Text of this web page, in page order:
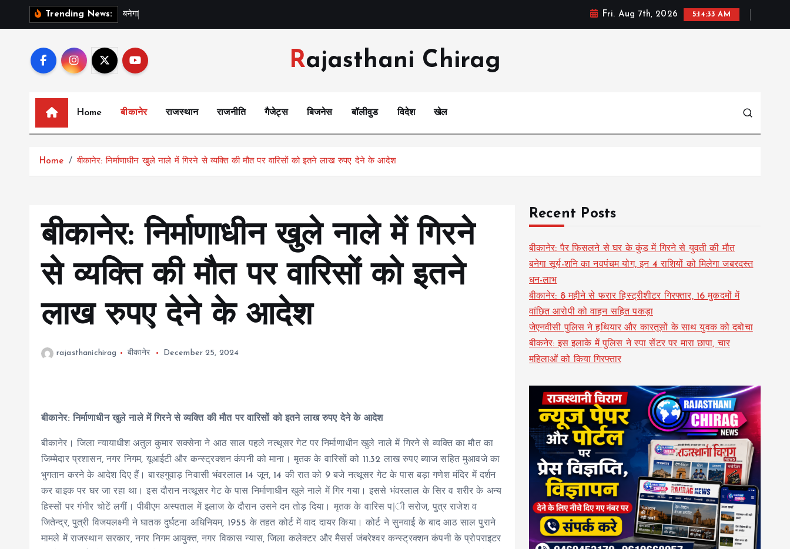
Trending News: बनग Fri. Aug 7th, 2026 5:14:34 AM
Rajasthani Chirag
Home बीकानेर राजस्थान राजनीति गैजेट्स बिजनेस बॉलीवुड विदेश खेल
Home बीकानेर: निर्माणाधीन खुले नाले में गिरने से व्यक्ति की मौत पर वारिसों को इतने लाख रुपए देने के आदेश
बीकानेर: निर्माणाधीन खुले नाले में गिरने
से व्यक्ति की मौत पर वारिसों को इतने
लाख रुपए देने के आदेश
rajasthanichirag बीकानेर December 25, 2024
बीकानेर: निर्माणाधीन खुले नाले में गिरने से व्यक्ति की मौत पर वारिसों को इतने लाख रुपए देने के आदेश
बीकानेर। जिला न्यायाधीश अतुल कुमार सक्सेना ने आठ साल पहले नत्थूसर गेट पर निर्माणाधीन खुले नाले में गिरने से व्यक्ति का मौत का
जिम्मेदार प्रशासन, नगर निगम, यूआईटी और कन्स्ट्रक्शन कंपनी को माना। मृतक के वारिसों को 11.32 लाख रुपए ब्याज सहित मुआवजे का
भुगतान करने के आदेश दिए हैं। बारहगुवाड़ निवासी भंवरलाल 14 जून, 14 की रात को 9 बजे नत्थूसर गेट के पास बड़ा गणेश मंदिर में दर्शन
कर बाइक पर घर जा रहा था। इस दौरान नत्थूसर गेट के पास निर्माणाधीन खुले नाले में गिर गया। इससे भंवरलाल के सिर व शरीर के अन्य
हिस्सों पर गंभीर चोटें लगीं। पीबीएम अस्पताल में इलाज के दौरान उसने दम तोड़ दिया। मृतक के वारिस प|ी सरोज, पुत्र राजेश व
जितेन्द्र, पुत्री विजयलक्ष्मी ने घातक दुर्घटना अधिनियम, 1955 के तहत कोर्ट में वाद दायर किया। कोर्ट ने सुनवाई के बाद आठ साल पुराने
मामले में राजस्थान सरकार, नगर निगम आयुक्त, नगर विकास न्यास, जिला कलेक्टर और मैसर्स जंबरेश्वर कन्स्ट्रक्शन कंपनी के प्रोपराइटर
Recent Posts
बीकानेर: पैर फिसलने से घर के कुंड में गिरने से युवती की मौत
बनेगा सूर्य-शनि का नवपंचम योग, इन 4 राशियों को मिलेगा जबरदस्त
धन-लाभ
बीकानेर: 8 महीने से फरार हिस्ट्रीशीटर गिरफ्तार, 16 मुकदमों में
वांछित आरोपी को वाहन सहित पकड़ा
जेएनवीसी पुलिस ने हथियार और कारतूसों के साथ युवक को दबोचा
बीकनेर: इस इलाके में पुलिस ने स्पा सेंटर पर मारा छापा, चार
महिलाओं को किया गिरफ्तार